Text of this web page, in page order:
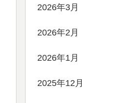
2026年3月
2026年2月
2026年1月
2025年12月